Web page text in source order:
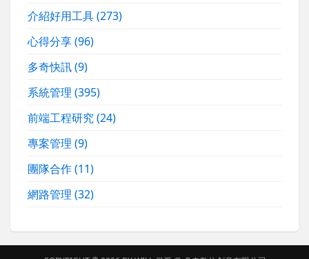
介紹好用工具(273)
心得分享(96)
多奇快訊(9)
系統管理(395)
前端工程研究(24)
專案管理(9)
團隊合作(11)
網路管理(32)